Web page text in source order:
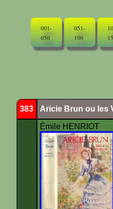
001-
050
051-
100
383 Aricie Brun ou les
Émile HENRIOT